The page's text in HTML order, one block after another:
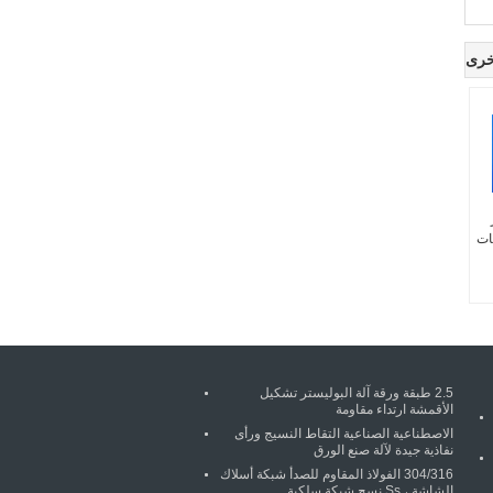
2.5 طبقة ورقة آلة البوليستر تشكيل
الأقمشة ارتداء مقاومة
الاصطناعية الصناعية التقاط النسيج ورأى
نفاذية جيدة لآلة صنع الورق
304/316 الفولاذ المقاوم للصدأ شبكة أسلاك